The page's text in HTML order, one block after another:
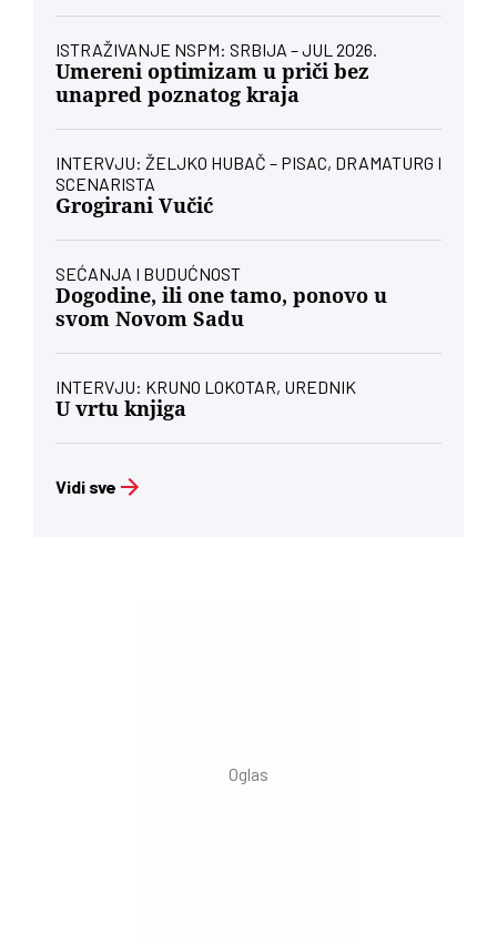
ISTRAŽIVANJE NSPM: SRBIJA – JUL 2026.
Umereni optimizam u priči bez
unapred poznatog kraja
INTERVJU: ŽELJKO HUBAČ – PISAC, DRAMATURG I
SCENARISTA
Grogirani Vučić
SEĆANJA I BUDUĆNOST
Dogodine, ili one tamo, ponovo u
svom Novom Sadu
INTERVJU: KRUNO LOKOTAR, UREDNIK
U vrtu knjiga
Vidi sve